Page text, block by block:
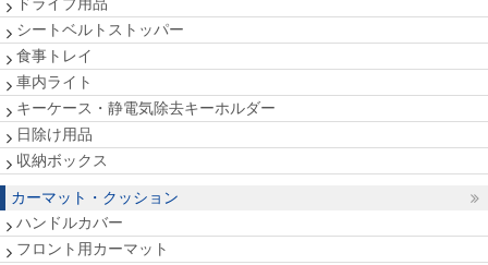
シートベルトストッパー
食事トレイ
車内ライト
キーケース・静電気除去キーホルダー
日除け用品
収納ボックス
カーマット・クッション
ハンドルカバー
フロント用カーマット